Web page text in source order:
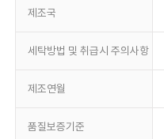
제조국
세탁방법 및 취급시 주의사항
제조연월
품질보증기준